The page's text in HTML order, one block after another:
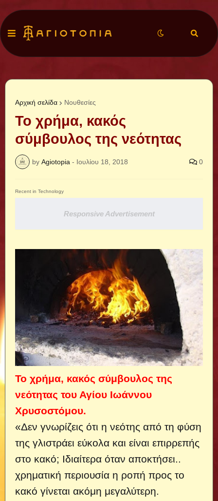
Αρχική σελίδα Νουθεσίες
Το χρήμα, κακός
σύμβουλος της νεότητας
by Agiotopia - Ιουλίου 18, 2018 0
Recent in Technology
Responsive Advertisement
Το χρήμα, κακός σύμβουλος της
νεότητας του Αγίου Ιωάννου
Χρυσοστόμου.
«Δεν γνωρίζεις ότι η νεότης από τη φύση
της γλιστράει εύκολα και είναι επιρρεπής
στο κακό; Ιδιαίτερα όταν αποκτήσει..
χρηματική περιουσία η ροπή προς το
κακό γίνεται ακόμη μεγαλύτερη.